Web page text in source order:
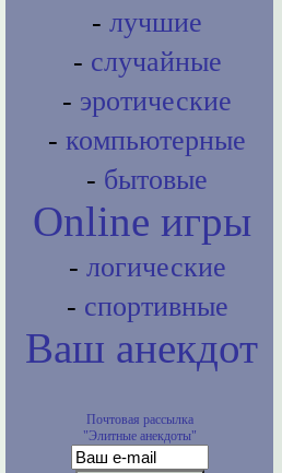
- лучшие
- случайные
- эротические
- компьютерные
- бытовые
Online игры
- логические
- спортивные
Ваш анекдот
Почтовая рассылка
"Элитные анекдоты"